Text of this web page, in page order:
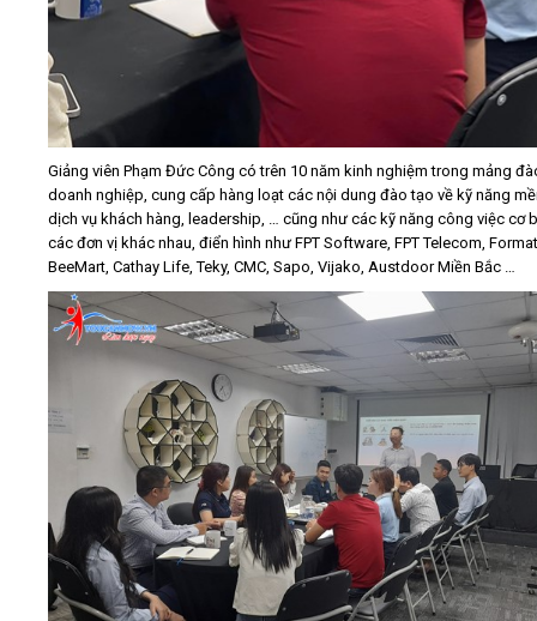
Giảng viên Phạm Đức Công có trên 10 năm kinh nghiệm trong mảng
doanh nghiệp, cung cấp hàng loạt các nội dung đào tạo về kỹ năng
dịch vụ khách hàng, leadership, … cũng như các kỹ năng công việc cơ
các đơn vị khác nhau, điển hình như FPT Software, FPT Telecom,
BeeMart, Cathay Life, Teky, CMC, Sapo, Vijako, Austdoor Miền Bắc …